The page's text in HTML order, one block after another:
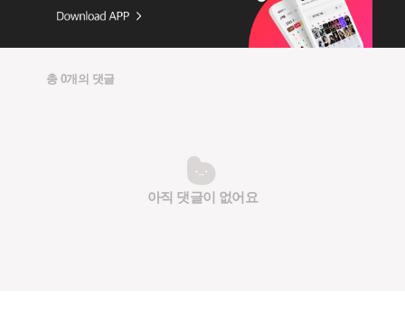
총 0개의 댓글
아직 댓글이 없어요